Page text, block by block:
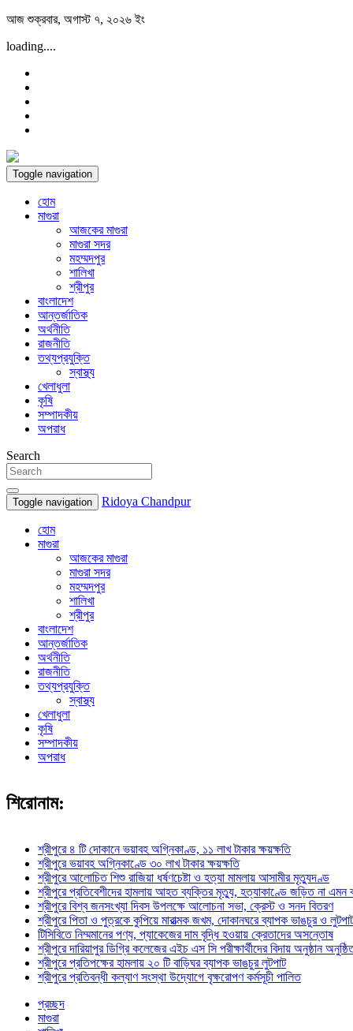
Skip
content
আজ শুক্রবার, অগাস্ট ৭, ২০২৬ ইং
loading....
Toggle navigation
হোম
মাগুরা
আজকের মাগুরা
মাগুরা সদর
মহম্মদপুর
শালিখা
শ্রীপুর
বাংলাদেশ
আন্তর্জাতিক
অর্থনীতি
রাজনীতি
তথ্যপ্রযুক্তি
স্বাস্থ্য
খেলাধুলা
কৃষি
সম্পাদকীয়
অপরাধ
Search
Toggle navigation Ridoya Chandpur
হোম
মাগুরা
আজকের মাগুরা
মাগুরা সদর
মহম্মদপুর
শালিখা
শ্রীপুর
বাংলাদেশ
আন্তর্জাতিক
অর্থনীতি
রাজনীতি
তথ্যপ্রযুক্তি
স্বাস্থ্য
খেলাধুলা
কৃষি
সম্পাদকীয়
অপরাধ
শিরোনাম:
শ্রীপুরে ৪ টি দোকানে ভয়াবহ অগ্নিকাণ্ড, ১১ লাখ টাকার ক্ষয়ক্ষতি
শ্রীপুরে ভয়াবহ অগ্নিকাণ্ডে ৩০ লাখ টাকার ক্ষয়ক্ষতি
শ্রীপুরে আলোচিত শিশু রাজিয়া ধর্ষণচেষ্টা ও হত্যা মামলায় আসামীর মৃত্যুদণ্ড
শ্রীপুরে প্রতিবেশীদের হামলায় আহত ব্যক্তির মৃত্যু, হত্যাকাণ্ডে জড়িত না এমন
শ্রীপুরে বিশ্ব জনসংখ্যা দিবস উপলক্ষে আলোচনা সভা, ক্রেস্ট ও সনদ বিতরণ
শ্রীপুরে পিতা ও পুত্রকে কুপিয়ে মারাত্মক জখম, দোকানঘরে ব্যাপক ভাঙচুর ও
টিসিবিতে নিম্মমানের পণ্য, প্যাকেজের দাম বৃদ্ধি হওয়ায় ক্রেতাদের অসন্তোষ
শ্রীপুরে দারিয়াপুর ডিগ্রি কলেজের এইচ এস সি পরীক্ষার্থীদের বিদায় অনুষ্ঠান
শ্রীপুরে প্রতিপক্ষের হামলায় ২০ টি বাড়িঘর ব্যাপক ভাঙচুর লুটপাট
শ্রীপুরে প্রতিবন্ধী কল্যাণ সংস্থা উদ্যোগে বৃক্ষরোপণ কর্মসূচী পালিত
প্রচ্ছদ
মাগুরা